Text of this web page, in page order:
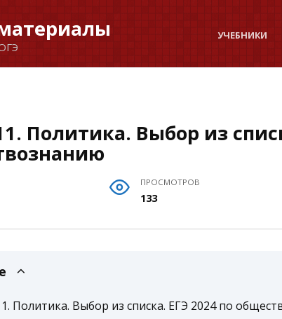
УЧЕБНИКИ
Политика. Выбор из
ПРОСМОТРОВ
133
Политика. Выбор из списка. ЕГЭ 2024 по